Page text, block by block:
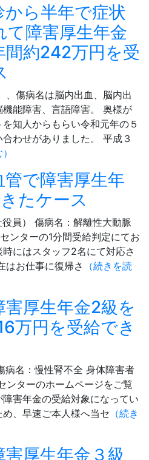
から半年で症状
て障害厚生年金
間約242万円を受
、傷病名は脳内出血、脳内出
能障害、言語障害。 奥様が
知人からもらい令和元年の５
わせがありました。 平成３
管で障害厚生年
たケース
員） 傷病名：解離性大動脈
ンターの1分間受給判定にてお
にはスタッフ2名にて対応さ
はお仕事に復帰さ
（続きを読
厚生年金2級を
万円を受給でき
病名：慢性腎不全 身体障害者
ターのホームページをご覧
害年金の受給対象になってい
、早速ご本人様へ当セ （続き
厚生年金３級